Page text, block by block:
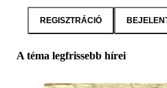
REGISZTRÁCIÓ
A téma legfrissebb hírei